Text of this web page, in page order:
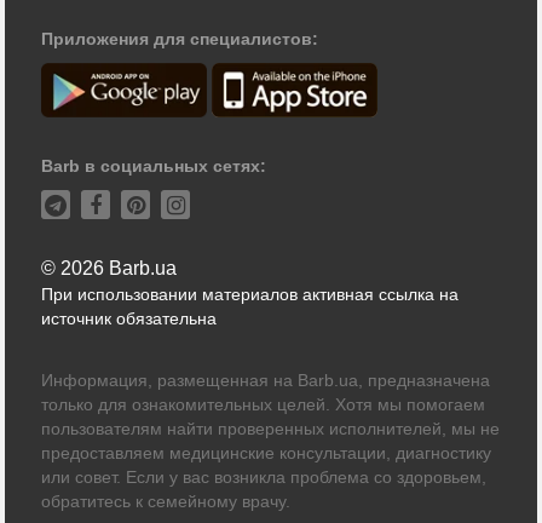
Приложения для специалистов:
Barb в социальных сетях:
© 2026 Barb.ua
При использовании материалов активная ссылка на
источник обязательна
Информация, размещенная на Barb.ua, предназначена
только для ознакомительных целей. Хотя мы помогаем
пользователям найти проверенных исполнителей, мы не
предоставляем медицинские консультации, диагностику
или совет. Если у вас возникла проблема со здоровьем,
обратитесь к семейному врачу.